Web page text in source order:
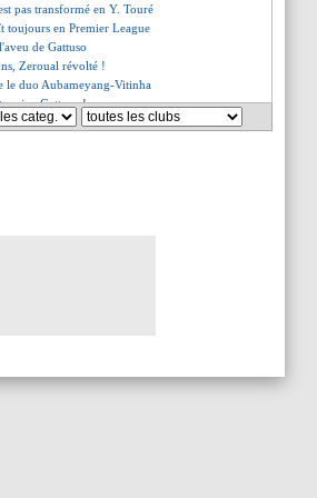
pas transformé en Y. Touré
toujours en Premier League
de Gattuso
Zeroual révolté !
le duo Aubameyang-Vitinha
Gattuso !
le vrai Aubameyang